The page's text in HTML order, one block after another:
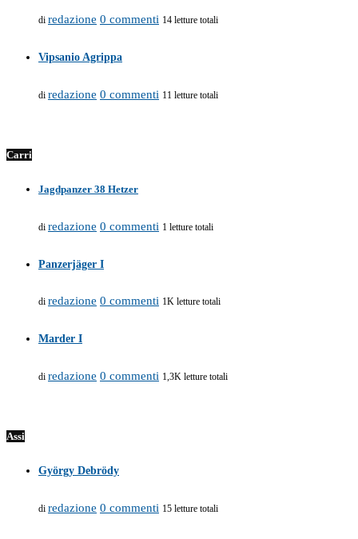
di redazione 0 commenti 14 letture totali
Vipsanio Agrippa
di redazione 0 commenti 11 letture totali
Carri
Jagdpanzer 38 Hetzer
di redazione 0 commenti 1 letture totali
Panzerjäger I
di redazione 0 commenti 1K letture totali
Marder I
di redazione 0 commenti 1,3K letture totali
Assi
György Debrödy
di redazione 0 commenti 15 letture totali